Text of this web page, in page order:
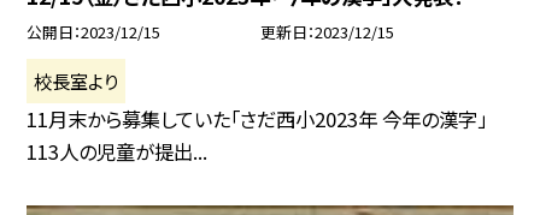
公開日 2023/12/15 更新日 2023/12/15
校長室より
11月末から募集していた「さだ西小2023年 今年の漢字」
113人の児童が提出...